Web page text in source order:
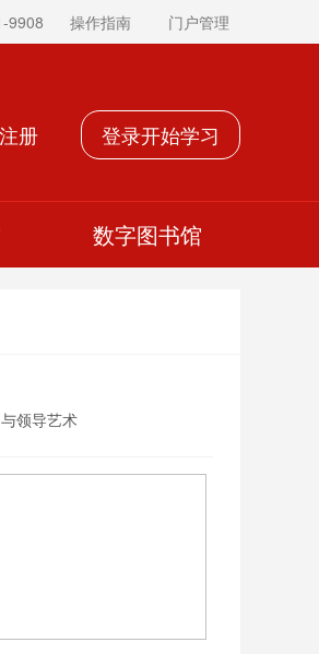
9908 操作指南 门户管理
注册 登录开始学习
数字图书馆
领导艺术